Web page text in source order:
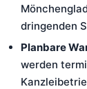
dringenden
Planbare
werden